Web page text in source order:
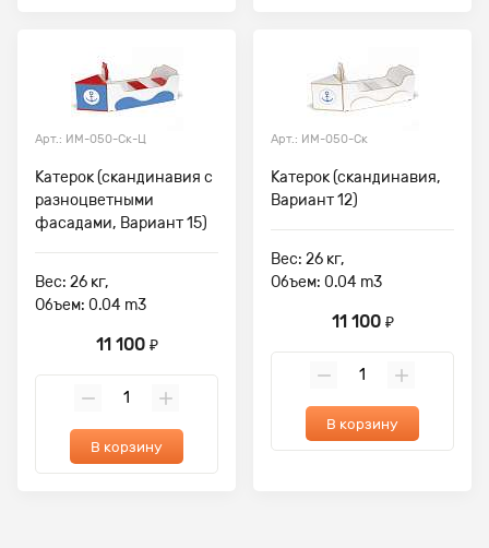
Арт.: ИМ-050-Ск-Ц
Катерок (скандинавия с
разноцветными
фасадами, Вариант 15)
Вес: 26 кг,
Объем: 0.04 m3
11 100 ₽
В корзину
Арт.: ИМ-050-Ск
Катерок (скандинавия,
Вариант 12)
Вес: 26 кг,
Объем: 0.04 m3
11 100 ₽
В корзину